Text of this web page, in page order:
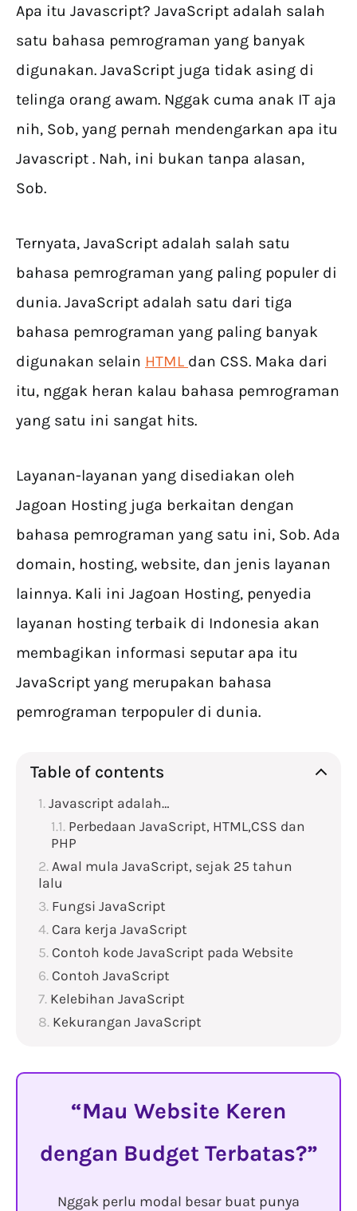
Apa itu Javascript? JavaScript adalah salah
satu bahasa pemrograman yang banyak
digunakan. JavaScript juga tidak asing di
telinga orang awam. Nggak cuma anak IT aja
nih, Sob, yang pernah mendengarkan apa itu
Javascript . Nah, ini bukan tanpa alasan,
Sob.
Ternyata, JavaScript adalah salah satu
bahasa pemrograman yang paling populer di
dunia. JavaScript adalah satu dari tiga
bahasa pemrograman yang paling banyak
digunakan selain HTML dan CSS. Maka dari
itu, nggak heran kalau bahasa pemrograman
yang satu ini sangat hits.
Layanan-layanan yang disediakan oleh
Jagoan Hosting juga berkaitan dengan
bahasa pemrograman yang satu ini, Sob. Ada
domain, hosting, website, dan jenis layanan
lainnya. Kali ini Jagoan Hosting, penyedia
layanan hosting terbaik di Indonesia akan
membagikan informasi seputar apa itu
JavaScript yang merupakan bahasa
pemrograman terpopuler di dunia.
Table of contents
Javascript adalah…
Perbedaan JavaScript, HTML,CSS dan
PHP
Awal mula JavaScript, sejak 25 tahun
lalu
Fungsi JavaScript
Cara kerja JavaScript
Contoh kode JavaScript pada Website
Contoh JavaScript
Kelebihan JavaScript
Kekurangan JavaScript
Mau Website Keren
dengan Budget Terbatas?
Nggak perlu modal besar buat punya